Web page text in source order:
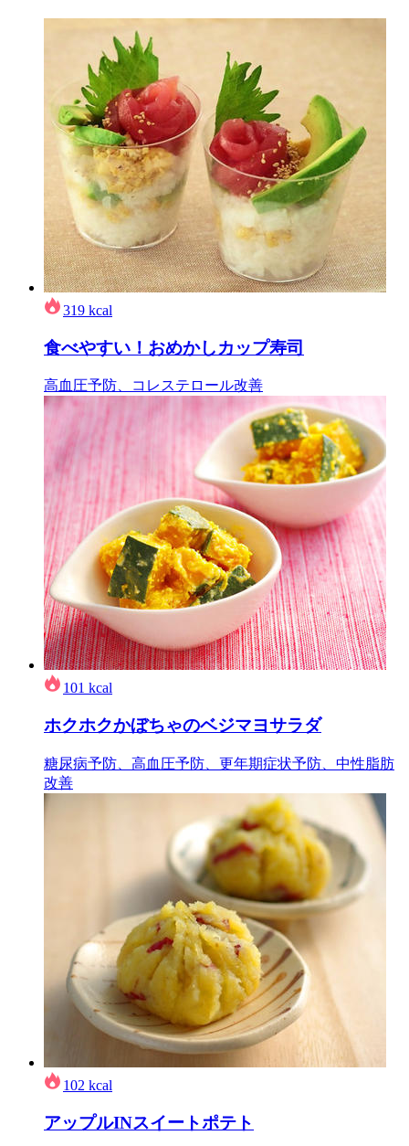
319 kcal
食べやすい！おめかしカップ寿司
高血圧予防、コレステロール改善
101 kcal
ホクホクかぼちゃのベジマヨサラダ
糖尿病予防、高血圧予防、更年期症状予防、中性脂肪
改善
102 kcal
アップルINスイートポテト